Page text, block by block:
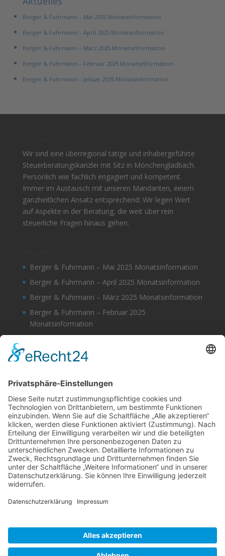
Berger & Fuhrmann – Mai 2025 Monatsinformation
Berger & Fuhrmann – April 2025 Monatsinformation
Berger & Fuhrmann – März 2025 Monatsinformation
Berger & Fuhrmann – Februar 2025 Monatsinformation
Berger & Fuhrmann – Januar 2025 Monatsinformation
Wir sind eine überregional tätige und inhabergeführte
Steuerberatungskanzlei mit Sitz in Mönchengladbach.
Persönlich wie fachlich engagiert und kompetent.
Immer im Austausch mit unseren Mandanten, einem
ganzheitlichen Ansatz entsprechend: Wir legen Wert
auf Aspekte in der Beratung, die weit über rein
steuerliche Fragen hinaus gehen.
Berger & Fuhrmann – Mai 2025 Monatsinformation
Berger & Fuhrmann – April 2025 Monatsinformation
Berger & Fuhrmann – März 2025 Monatsinformation
Berger & Fuhrmann – Februar 2025
Monatsinformation
Monatsinformation
Suche
Datenschutz
Cookie-Einstellungen
Sonstige
Kontakt
Facebook
Anfahrt & Lageplan